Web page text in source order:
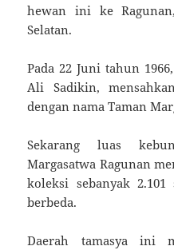
hewan ini ke
Selatan.
Pada 22 Juni tahun
Ali Sadikin,
dengan nama Taman
Sekarang luas
Margasatwa Ragunan
koleksi sebanyak 2.101
berbeda.
Daerah tamasya ini